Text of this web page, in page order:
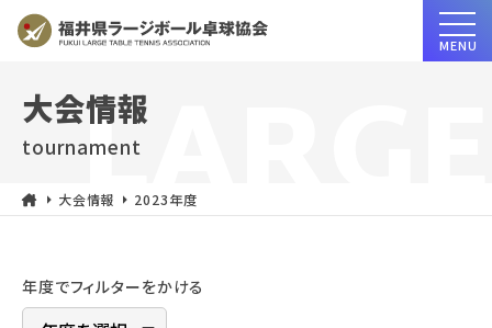
MENU
ホーム
お知らせ
協会情報
大会情報
tournament
arrow_right 大会情報 arrow_right 2023年度
年度でフィルターをかける